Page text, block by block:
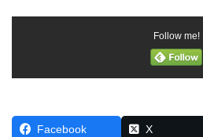
Follow me!
Facebook X